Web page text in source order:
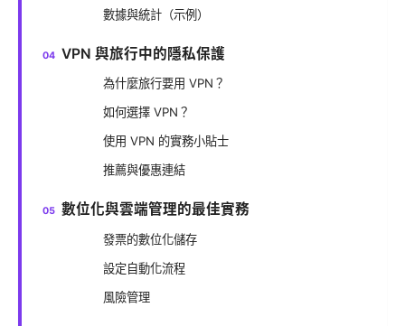
數據與統計（示例）
VPN 與旅行中的隱私保護
為什麼旅行要用 VPN？
如何選擇 VPN？
使用 VPN 的實務小貼士
推薦與優惠連結
數位化與雲端管理的最佳實務
發票的數位化儲存
設定自動化流程
風險管理